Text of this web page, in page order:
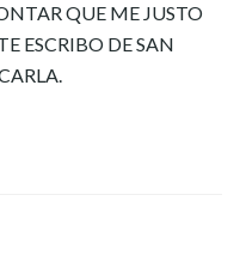
QUE ME JUSTO
ESCRIBO DE SAN